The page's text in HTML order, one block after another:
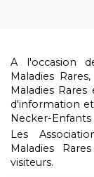
A l'occasion
Maladies
Maladies
d'information et
Necker-Enfants
Les
Maladies
visiteurs.